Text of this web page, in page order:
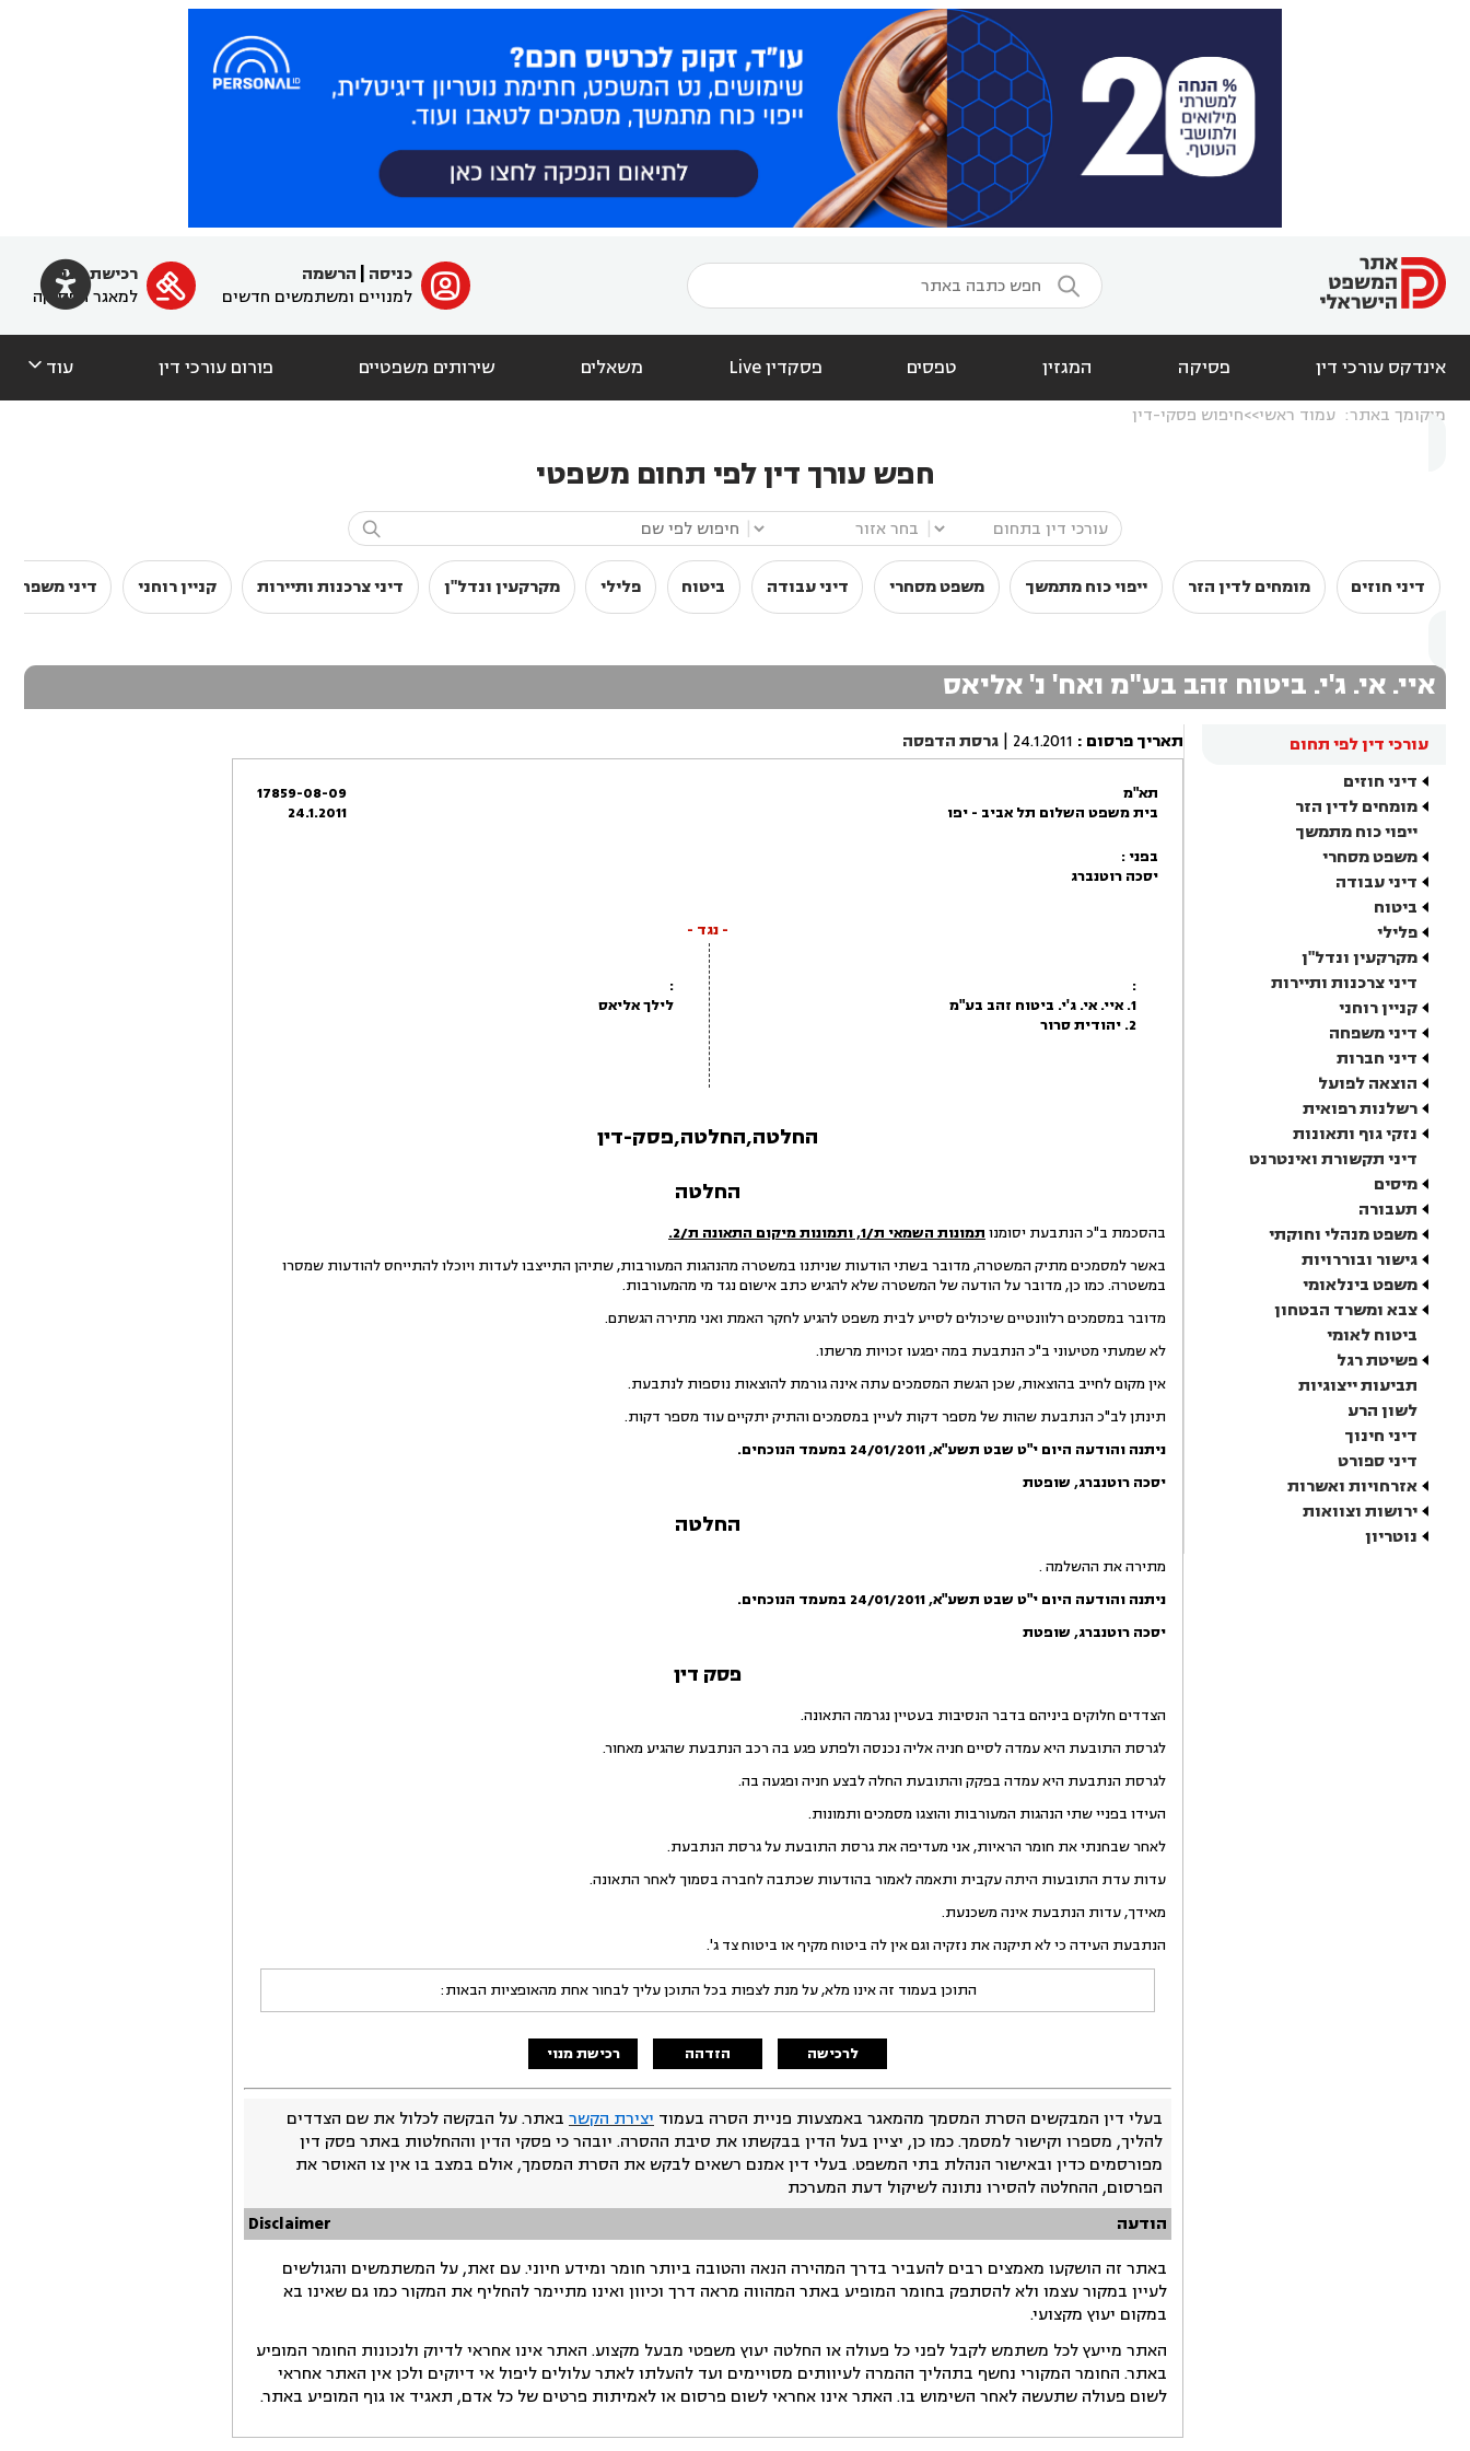
  ﱐ כניסה
הרשמה
למנויים ומשתמשים חדשים

רכישת מנוי
למאגר הפסיקה
אינדקס עורכי דין פסיקה המגזין טפסים פסקדין Live משאלים שירותים משפטיים פורום עורכי דין עוד 
מיקומך באתר: עמוד ראשי חיפוש פסקי-דין
חפש עורך דין לפי תחום משפטי

דיני חוזים מומחים לדין הזר ייפוי כוח מתמשך משפט מסחרי דיני עבודה ביטוח פלילי מקרקעין ונדל"ן דיני צרכנות ותיירות קניין רוחני דיני משפחה
איי. אי. ג'י. ביטוח זהב בע"מ ואח' נ' אליאס
עורכי דין לפי תחום
דיני חוזים
מומחים לדין הזר
ייפוי כוח מתמשך
משפט מסחרי
דיני עבודה
ביטוח
פלילי
מקרקעין ונדל"ן
דיני צרכנות ותיירות
קניין רוחני
דיני משפחה
דיני חברות
הוצאה לפועל
רשלנות רפואית
נזקי גוף ותאונות
דיני תקשורת ואינטרנט
מיסים
תעבורה
משפט מנהלי וחוקתי
גישור ובוררויות
משפט בינלאומי
צבא ומשרד הבטחון
ביטוח לאומי
פשיטת רגל
תביעות ייצוגיות
לשון הרע
דיני חינוך
דיני ספורט
אזרחויות ואשרות
ירושות וצוואות
נוטריון
תאריך פרסום :
24.1.2011
| גרסת הדפסה
תא"מ
בית משפט השלום תל אביב - יפו
17859-08-09
24.1.2011
בפני :
יסכה רוטנברג
- נגד -
:
1. איי. אי. ג'י. ביטוח זהב בע"מ
2. יהודית סרור
:
לילך אליאס
החלטה,החלטה,פסק-דין
החלטה
בהסכמת ב"כ הנתבעת יסומנו תמונות השמאי ת/1, ותמונות מיקום התאונה ת/2.
באשר למסמכים מתיק המשטרה, מדובר בשתי הודעות שניתנו במשטרה מהנהגות המעורבות, שתיהן התייצבו לעדות ויוכלו להתייחס להודעות שמסרו
במשטרה. כמו כן, מדובר על הודעה של המשטרה שלא להגיש כתב אישום נגד מי מהמעורבות.
מדובר במסמכים רלוונטיים שיכולים לסייע לבית משפט להגיע לחקר האמת ואני מתירה הגשתם.
לא שמעתי מטיעוני ב"כ הנתבעת במה יפגעו זכויות מרשתו.
אין מקום לחייב בהוצאות, שכן הגשת המסמכים עתה אינה גורמת להוצאות נוספות לנתבעת.
תינתן לב"כ הנתבעת שהות של מספר דקות לעיין במסמכים והתיק יתקיים עוד מספר דקות.
ניתנה והודעה היום י"ט שבט תשע"א,
24/01/2011 במעמד הנוכחים.
יסכה רוטנברג, שופטת
החלטה
מתירה את ההשלמה .
ניתנה והודעה היום י"ט שבט תשע"א,
24/01/2011 במעמד הנוכחים.
יסכה רוטנברג, שופטת
פסק דין
הצדדים חלוקים ביניהם בדבר הנסיבות בעטיין נגרמה התאונה.
לגרסת התובעת היא עמדה לסיים חניה אליה נכנסה ולפתע פגע בה רכב הנתבעת שהגיע מאחור.
לגרסת הנתבעת היא עמדה בפקק והתובעת החלה לבצע חניה ופגעה בה.
העידו בפניי שתי הנהגות המעורבות והוצגו מסמכים ותמונות.
לאחר שבחנתי את חומר הראיות, אני מעדיפה את גרסת התובעת על גרסת הנתבעת.
עדות עדת התובעות היתה עקבית ותאמה לאמור בהודעות שכתבה לחברה בסמוך לאחר התאונה.
מאידך, עדות הנתבעת אינה משכנעת.
הנתבעת העידה כי לא תיקנה את נזקיה וגם אין לה ביטוח מקיף או ביטוח צד ג'.
התוכן בעמוד זה אינו מלא, על מנת לצפות בכל התוכן עליך לבחור אחת מהאופציות הבאות:
לרכישה הזדהה רכישת מנוי
בעלי דין המבקשים הסרת המסמך מהמאגר באמצעות פניית הסרה בעמוד יצירת הקשר באתר. על הבקשה לכלול את שם הצדדים
להליך, מספרו וקישור למסמך. כמו כן, יציין בעל הדין בבקשתו את סיבת ההסרה. יובהר כי פסקי הדין וההחלטות באתר פסק דין
מפורסמים כדין ובאישור הנהלת בתי המשפט. בעלי דין אמנם רשאים לבקש את הסרת המסמך, אולם במצב בו אין צו האוסר את
הפרסום, ההחלטה להסירו נתונה לשיקול דעת המערכת
הודעה
Disclaimer
באתר זה הושקעו מאמצים רבים להעביר בדרך המהירה הנאה והטובה ביותר חומר ומידע חיוני. עם זאת, על המשתמשים והגולשים
לעיין במקור עצמו ולא להסתפק בחומר המופיע באתר המהווה מראה דרך וכיוון ואינו מתיימר להחליף את המקור כמו גם שאינו בא
במקום יעוץ מקצועי.
האתר מייעץ לכל משתמש לקבל לפני כל פעולה או החלטה יעוץ משפטי מבעל מקצוע. האתר אינו אחראי לדיוק ולנכונות החומר המופיע
באתר. החומר המקורי נחשף בתהליך ההמרה לעיוותים מסויימים ועד להעלתו לאתר עלולים ליפול אי דיוקים ולכן אין האתר אחראי
לשום פעולה שתעשה לאחר השימוש בו. האתר אינו אחראי לשום פרסום או לאמיתות פרטים של כל אדם, תאגיד או גוף המופיע באתר.